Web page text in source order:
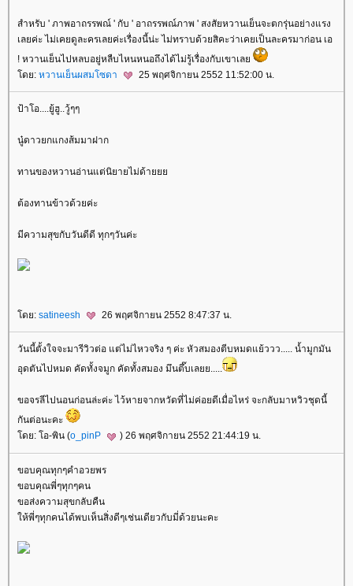
สำหรับ ' ภาพอาถรรพณ์ ' กับ ' อาถรรพณ์ภาพ ' สงสัยหวานเย็นจะตกรุ่นอย่างแรง
เลยค่ะ ไม่เคยดูละครเลยค่ะเรื่องนี้น่ะ ไม่ทราบด้วยสิคะว่าเคยเป็นละครมาก่อน เอ
! หวานเย็นไปหลบอยู่หลืบไหนหนอถึงได้ไม่รู้เรื่องกับเขาเล
ดย: หวานเย็นผสมโซดา 25 พฤศจิกายน 2552 11:52:00 น.
ป้าโอ....ยู้ฮู..วู้ๆๆ
นู๋ดาวยกแกงส้มมาฝาก
ทานของหวานอ่านแต่นิยายไม่ด้า
ต้องทานข้าวด้วยค่ะ
มีความสุขกับวันดีดี ทุกๆวันค่ะ
ดย: satineesh 26 พฤศจิกายน 2552 8:47:37 น.
วันนี้ตั้งใจจะมารีวิวต่อ แต่ไม่ไหวจริง ๆ ค่ะ หัวสมองตีบหมดแย้ววว..... น้ำมูกมัน
อุดตันไปหมด คัดทั้งจมูก คัดทั้งสมอง มึนตึ๊บเลยย.....
ขอจรลีไปนอนก่อนล่ะค่ะ ไว้หายจากหวัดที่ไม่ค่อยดีเมื่อไหร่ จะกลับมาหวิวชุดนี้
กันต่อนะคะ
ดย: โอ-พิน (o_pinP ) 26 พฤศจิกายน 2552 21:44:19 น.
ขอบคุณทุกๆคำอวยพร
ขอบคุณพี่ๆทุกๆคน
ขอส่งความสุขกลับคืน
ห้พี่ๆทุกคนได้พบเห็นสิ่งดีๆเช่นเดียวกับมี่ด้วยนะคะ